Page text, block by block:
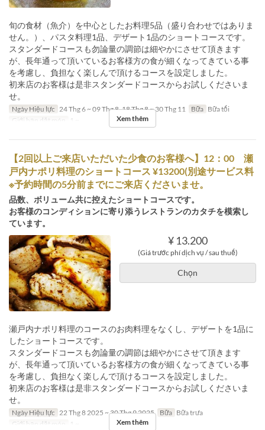
旬の食材（魚介）を中心としたお料理5品（盛り合わせではありま
せん。）、パスタ料理1品、デザート1品のショートコースです。
スタンダードコースも勿論量の調節は細やかにさせて頂きます
が、長年通って頂いているお客様方の食が細くなってきている事
を考慮し、負担なく楽しんで頂けるコースを設定しました。
初来店のお客様は是非スタンダードコースからお試しくださいま
せ。
Ngày Hiệu lực 24 Thg 6 ~ 09 Thg 8, 18 Thg 8 ~ 30 Thg 11 Bữa Bữa tối
Giới hạn dặt món
1 ~ Xem thêm
【2回以上ご来店いただいた少食のお客様へ】12：00 瀬
戸内ナポリ料理のショートコース ¥13200(別途サービス料
※予約時間の5分前までにご来店くださいませ。
品数、ボリューム共に控えたショートコースです。
お客様のコンディションに寄り添うレストランのカタチを模索し
ています。
¥ 13.200
(Giá trước phí dịch vụ / sau thuế)
Chọn
瀬戸内ナポリ料理のコースのお肉料理をなくし、デザートを1品に
したショートコースです。
スタンダードコースも勿論量の調節は細やかにさせて頂きます
が、長年通って頂いているお客様方の食が細くなってきている事
を考慮し、負担なく楽しんで頂けるコースを設定しました。
初来店のお客様は是非スタンダードコースからお試しくださいま
せ。
Ngày Hiệu lực 22 Thg 8 2025 ~ 30 Thg 9 2025 Bữa Bữa trưa
Giới hạn dặt món
1 ~ Xem thêm